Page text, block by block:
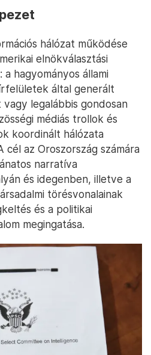
hálózat működése
elnökválasztási
hagyományos állami
által generált
legalábbis gondosan
médiás trollok és
koordinált hálózata
az Oroszország számára
narratíva
és idegenben, illetve a
törésvonalainak
és a politikai
megingatása.